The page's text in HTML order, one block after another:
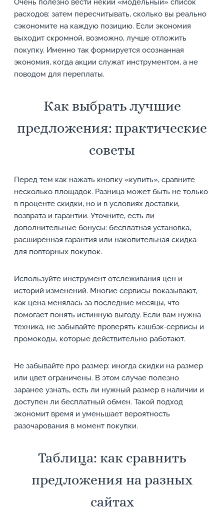
Очень полезно вести некий «модельный» список
расходов: затем пересчитывать, сколько вы реально
сэкономите на каждую позицию. Если экономия
выходит скромной, возможно, лучше отложить
покупку. Именно так формируется осознанная
экономия, когда акции служат инструментом, а не
поводом для переплаты.
Как выбрать лучшие
предложения: практические
советы
Перед тем как нажать кнопку «купить», сравните
несколько площадок. Разница может быть не только
в проценте скидки, но и в условиях доставки,
возврата и гарантии. Уточните, есть ли
дополнительные бонусы: бесплатная установка,
расширенная гарантия или накопительная скидка
для повторных покупок.
Используйте инструмент отслеживания цен и
историй изменений. Многие сервисы показывают,
как цена менялась за последние месяцы, что
помогает понять истинную выгоду. Если вам нужна
техника, не забывайте проверять кэшбэк‑сервисы и
промокоды, которые действительно работают.
Не забывайте про размер: иногда скидки на размер
или цвет ограничены. В этом случае полезно
заранее узнать, есть ли нужный размер в наличии и
доступен ли бесплатный обмен. Такой подход
экономит время и уменьшает вероятность
разочарования в момент покупки.
Таблица: как сравнить
предложения на разных
сайтах